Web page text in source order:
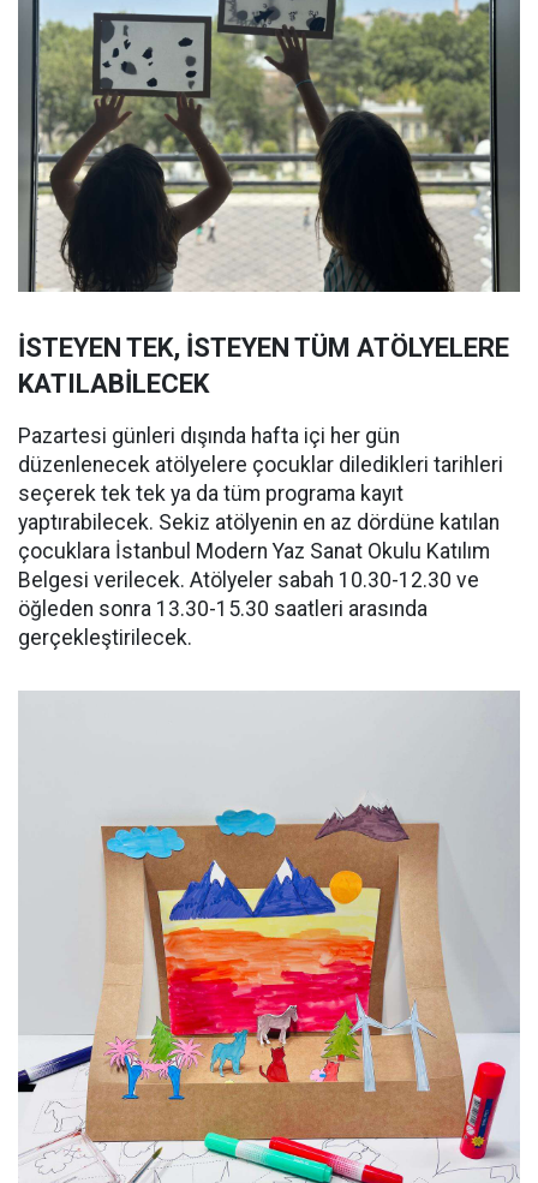
İSTEYEN TEK, İSTEYEN TÜM ATÖLYELERE
KATILABİLECEK
Pazartesi günleri dışında hafta içi her gün
düzenlenecek atölyelere çocuklar diledikleri tarihleri
seçerek tek tek ya da tüm programa kayıt
yaptırabilecek. Sekiz atölyenin en az dördüne katılan
çocuklara İstanbul Modern Yaz Sanat Okulu Katılım
Belgesi verilecek. Atölyeler sabah 10.30-12.30 ve
öğleden sonra 13.30-15.30 saatleri arasında
gerçekleştirilecek.